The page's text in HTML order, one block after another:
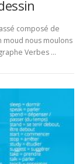
composé de
moud nous moulons
Verbes …